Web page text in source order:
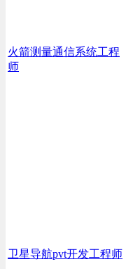
火箭测量通信系统工程
师
卫星导航pvt开发工程师